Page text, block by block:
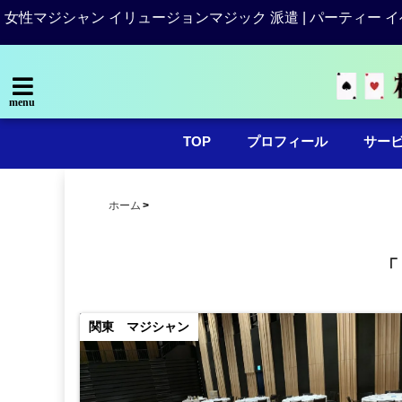
女性マジシャン イリュージョンマジック 派遣 | パーティー
menu
TOP プロフィール サー
ホーム
関東 マジシャン